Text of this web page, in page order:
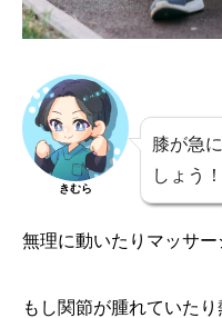
きむら
膝が急
しょう！
無理に動いたりマッサー
もし関節が腫れていた